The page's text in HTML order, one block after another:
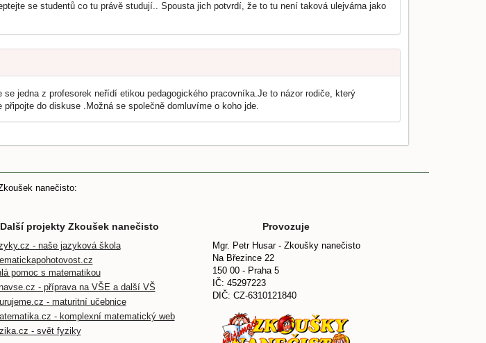
se studentů co tu právě studují.. Spousta jich potvrdí, že to tu není taková ulejvárna jako
jedna z profesorek neřídí etikou pedagogického pracovníka.Je to názor rodiče, který
do diskuse .Možná se společně domluvíme o koho jde.
nanečisto:
Další projekty Zkoušek nanečisto
- naše jazyková škola
pomoc s matematikou
- příprava na VŠE a další VŠ
- maturitní učebnice
- komplexní matematický web
- svět fyziky
Provozuje
Mgr. Petr Husar - Zkoušky nanečisto
Na Březince 22
150 00 - Praha 5
IČ: 45297223
DIČ: CZ-6310121840